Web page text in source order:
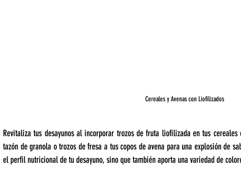
Cereales y Avenas con Liofilizados
Revitaliza tus desayunos al incorporar trozos de fruta liofilizada en tus
tazón de granola o trozos de fresa a tus copos de avena para una explosión de
el perfil nutricional de tu desayuno, sino que también aporta una variedad de